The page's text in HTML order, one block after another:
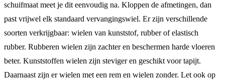
schuifmaat meet je dit eenvoudig na. Kloppen de afmetingen, dan
past vrijwel elk standaard vervangingswiel. Er zijn verschillende
soorten verkrijgbaar: wielen van kunststof, rubber of elastisch
rubber. Rubberen wielen zijn zachter en beschermen harde vloeren
beter. Kunststoffen wielen zijn steviger en geschikt voor tapijt.
Daarnaast zijn er wielen met een rem en wielen zonder. Let ook op